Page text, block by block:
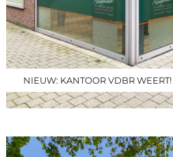
NIEUW: KANTOOR VDBR WEERT!